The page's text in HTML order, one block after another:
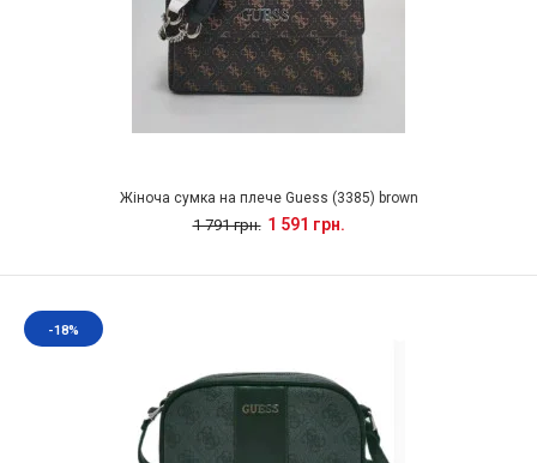
Жіноча сумка на плече Guess (3385) brown
1 791 грн. 1 591 грн.
-18%